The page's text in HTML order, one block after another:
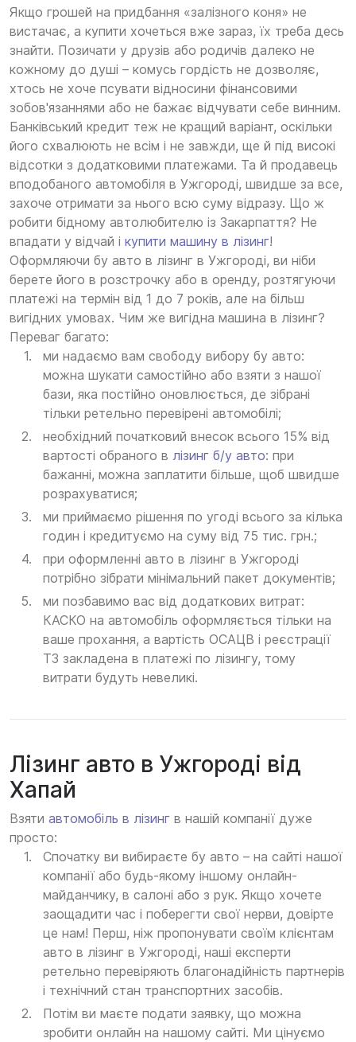
Якщо грошей на придбання «залізного коня» не
вистачає, а купити хочеться вже зараз, їх треба десь
знайти. Позичати у друзів або родичів далеко не
кожному до душі – комусь гордість не дозволяє,
хтось не хоче псувати відносини фінансовими
зобов'язаннями або не бажає відчувати себе винним.
Банківський кредит теж не кращий варіант, оскільки
його схвалюють не всім і не завжди, ще й під високі
відсотки з додатковими платежами. Та й продавець
вподобаного автомобіля в Ужгороді, швидше за все,
захоче отримати за нього всю суму відразу. Що ж
робити бідному автолюбителю із Закарпаття? Не
впадати у відчай і купити машину в лізинг!
Оформляючи бу авто в лізинг в Ужгороді, ви ніби
берете його в розстрочку або в оренду, розтягуючи
платежі на термін від 1 до 7 років, але на більш
вигідних умовах. Чим же вигідна машина в лізинг?
Переваг багато:
ми надаємо вам свободу вибору бу авто:
можна шукати самостійно або взяти з нашої
бази, яка постійно оновлюється, де зібрані
тільки ретельно перевірені автомобілі;
необхідний початковий внесок всього 15% від
вартості обраного в лізинг б/у авто: при
бажанні, можна заплатити більше, щоб швидше
розрахуватися;
ми приймаємо рішення по угоді всього за кілька
годин і кредитуємо на суму від 75 тис. грн.;
при оформленні авто в лізинг в Ужгороді
потрібно зібрати мінімальний пакет документів;
ми позбавимо вас від додаткових витрат:
КАСКО на автомобіль оформляється тільки на
ваше прохання, а вартість ОСАЦВ і реєстрації
ТЗ закладена в платежі по лізингу, тому
витрати будуть невеликі.
Лізинг авто в Ужгороді від
Хапай
Взяти автомобіль в лізинг в нашій компанії дуже
просто:
Спочатку ви вибираєте бу авто – на сайті нашої
компанії або будь-якому іншому онлайн-
майданчику, в салоні або з рук. Якщо хочете
заощадити час і поберегти свої нерви, довірте
це нам! Перш, ніж пропонувати своїм клієнтам
авто в лізинг в Ужгороді, наші експерти
ретельно перевіряють благонадійність партнерів
і технічний стан транспортних засобів.
Потім ви маєте подати заявку, що можна
зробити онлайн на нашому сайті. Ми цінуємо